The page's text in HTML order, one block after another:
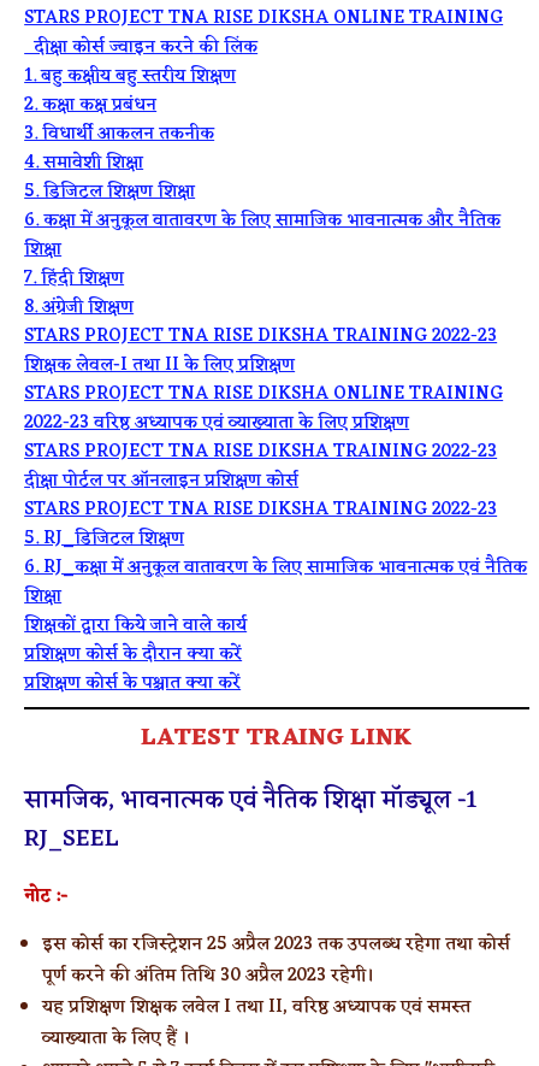
STARS PROJECT TNA RISE DIKSHA ONLINE TRAINING
दीक्षा कोर्स ज्वाइन करने की लिंक
1. बहु कक्षीय बहु स्तरीय शिक्षण
2. कक्षा कक्ष प्रबंधन
3. विधार्थी आकलन तकनीक
4. समावेशी शिक्षा
5. डिजिटल शिक्षण शिक्षा
6. कक्षा में अनुकूल वातावरण के लिए सामाजिक भावनात्मक और नैतिक
शिक्षा
7. हिंदी शिक्षण
8. अंग्रेजी शिक्षण
STARS PROJECT TNA RISE DIKSHA TRAINING 2022-23
शिक्षक लेवल-I तथा II के लिए प्रशिक्षण
STARS PROJECT TNA RISE DIKSHA ONLINE TRAINING
2022-23 वरिष्ठ अध्यापक एवं व्याख्याता के लिए प्रशिक्षण
STARS PROJECT TNA RISE DIKSHA TRAINING 2022-23
दीक्षा पोर्टल पर ऑनलाइन प्रशिक्षण कोर्स
STARS PROJECT TNA RISE DIKSHA TRAINING 2022-23
5. RJ_डिजिटल शिक्षण
6. RJ_कक्षा में अनुकूल वातावरण के लिए सामाजिक भावनात्मक एवं नैतिक
शिक्षा
शिक्षकों द्वारा किये जाने वाले कार्य
प्रशिक्षण कोर्स के दौरान क्या करें
प्रशिक्षण कोर्स के पश्चात क्या करें
LATEST TRAING LINK
सामजिक, भावनात्मक एवं नैतिक शिक्षा मॉड्यूल -1
RJ_SEEL
नोट :-
इस कोर्स का रजिस्ट्रेशन 25 अप्रैल 2023 तक उपलब्ध रहेगा तथा कोर्स
पूर्ण करने की अंतिम तिथि 30 अप्रैल 2023 रहेगी।
यह प्रशिक्षण शिक्षक लवेल I तथा II, वरिष्ठ अध्यापक एवं समस्त
व्याख्याता के लिए हैं ।